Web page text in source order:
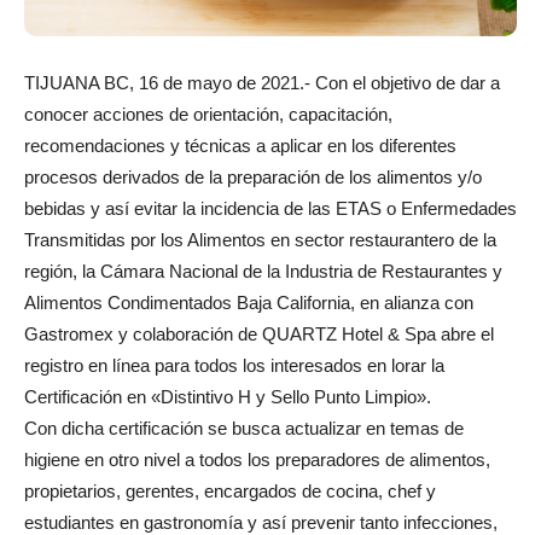
TIJUANA BC, 16 de mayo de 2021.- Con el objetivo de dar a
conocer acciones de orientación, capacitación,
recomendaciones y técnicas a aplicar en los diferentes
procesos derivados de la preparación de los alimentos y/o
bebidas y así evitar la incidencia de las ETAS o Enfermedades
Transmitidas por los Alimentos en sector restaurantero de la
región, la Cámara Nacional de la Industria de Restaurantes y
Alimentos Condimentados Baja California, en alianza con
Gastromex y colaboración de QUARTZ Hotel & Spa abre el
registro en línea para todos los interesados en lorar la
Certificación en «Distintivo H y Sello Punto Limpio».
Con dicha certificación se busca actualizar en temas de
higiene en otro nivel a todos los preparadores de alimentos,
propietarios, gerentes, encargados de cocina, chef y
estudiantes en gastronomía y así prevenir tanto infecciones,